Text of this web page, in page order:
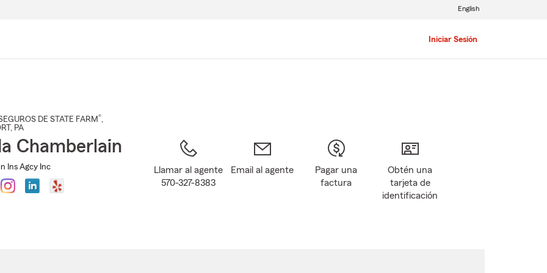
Iniciar Sesión
English
DE STATE FARM®,
, PA
Chamberlain
Ins Agcy Inc
Llamar al agente
570-327-8383
Email al agente
Pagar una
factura
Obtén una
tarjeta de
identificación